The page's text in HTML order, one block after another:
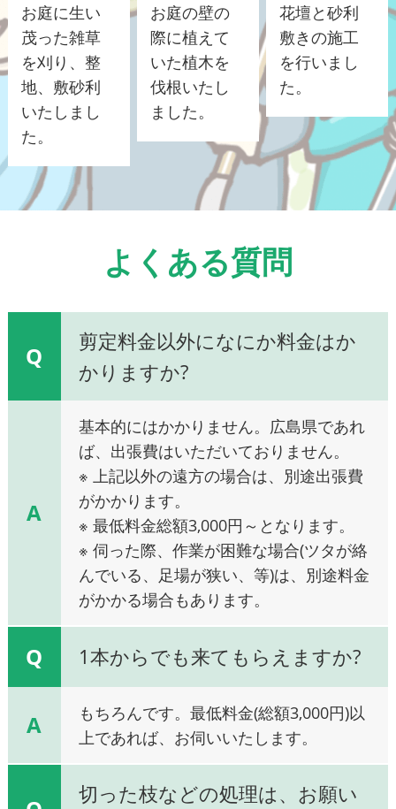
お庭に生い
茂った雑草
を刈り、整
地、敷砂利
いたしまし
た。
お庭の壁の
際に植えて
いた植木を
伐根いたし
ました。
花壇と砂利
敷きの施工
を行いまし
た。
よくある質問
Q
剪定料金以外になにか料金はか
かりますか?
A
基本的にはかかりません。広島県であれ
ば、出張費はいただいておりません。
※ 上記以外の遠方の場合は、別途出張費
がかかります。
※ 最低料金総額3,000円～となります。
※ 伺った際、作業が困難な場合(ツタが絡
んでいる、足場が狭い、等)は、別途料金
がかかる場合もあります。
Q 1本からでも来てもらえますか?
A
もちろんです。最低料金(総額3,000円)以
上であれば、お伺いいたします。
切った枝などの処理は、お願い